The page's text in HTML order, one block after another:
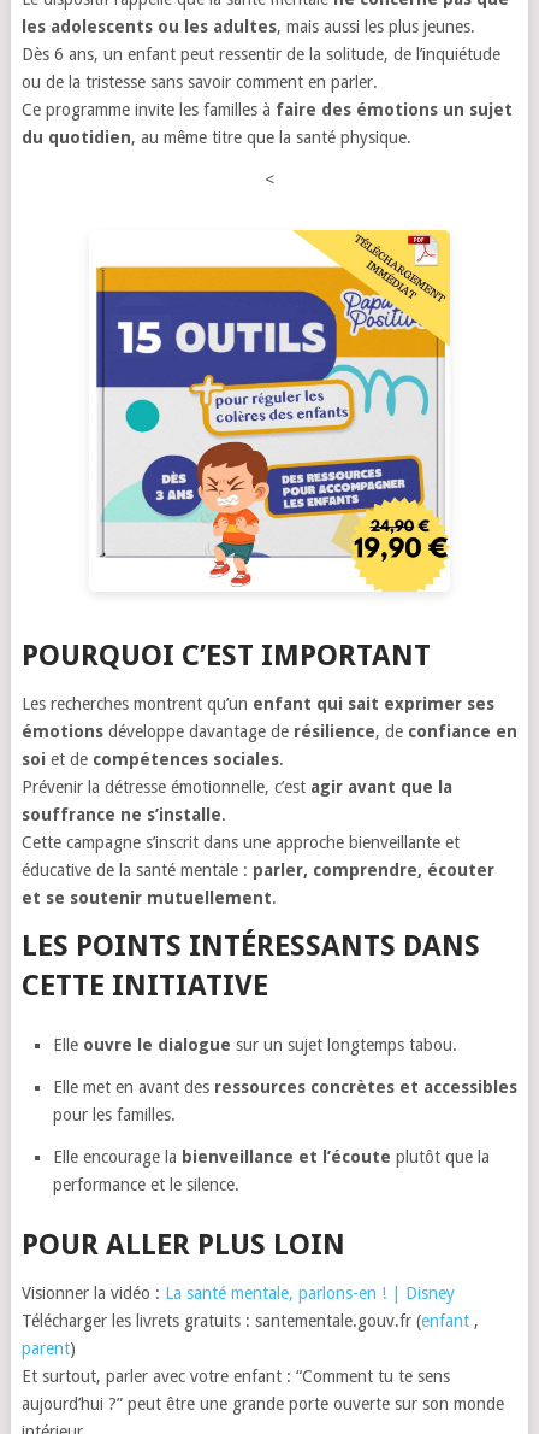
les adolescents ou les adultes, mais aussi les plus jeunes.
Dès 6 ans, un enfant peut ressentir de la solitude, de l’inquiétude
ou de la tristesse sans savoir comment en parler.
Ce programme invite les familles à faire des émotions un sujet
du quotidien, au même titre que la santé physique.
<
POURQUOI C’EST IMPORTANT
Les recherches montrent qu’un enfant qui sait exprimer ses
émotionsdéveloppe davantage de résilience, de confiance en
soi et de compétences sociales.
Prévenir la détresse émotionnelle, c’est agir avant que la
souffrance ne s’installe.
Cette campagne s’inscrit dans une approche bienveillante et
éducative de la santé mentale : parler, comprendre, écouter
et se soutenir mutuellement.
LES POINTS INTÉRESSANTS DANS
CETTE INITIATIVE
Elle ouvre le dialogue sur un sujet longtemps tabou.
Elle met en avant des ressources concrètes et accessibles
pour les familles.
Elle encourage la bienveillance et l’écoute plutôt que la
performance et le silence.
POUR ALLER PLUS LOIN
Visionner la vidéo : La santé mentale, parlons-en ! | Disney
Télécharger les livrets gratuits : santementale.gouv.fr (enfant,
parent)
Et surtout, parler avec votre enfant : “Comment tu te sens
aujourd’hui ?” peut être une grande porte ouverte sur son monde